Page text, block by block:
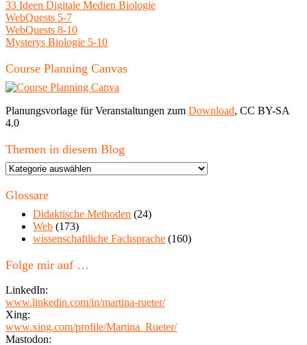
33 Ideen Digitale Medien Biologie
WebQuests 5-7
WebQuests 8-10
Mysterys Biologie 5-10
Course Planning Canvas
Planungsvorlage für Veranstaltungen zum Download, CC BY-SA
4.0
Themen in diesem Blog
Themen
diesem
Glossare
Didaktische Methoden (24)
Web (173)
wissenschaftliche Fachsprache (160)
Folge mir auf …
LinkedIn:
www.linkedin.com/in/martina-rueter/
Xing:
www.xing.com/profile/Martina_Rueter/
Mastodon: